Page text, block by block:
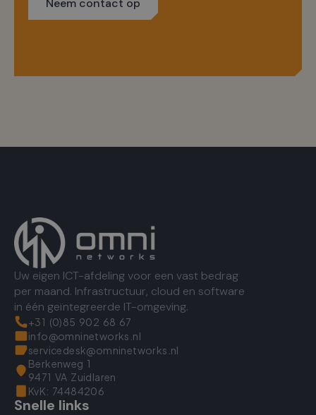
Neem contact op
Uw eigen ICT-afdeling voor een vast bedrag
per maand. Infrastructuur, cloud en software
in één geïntegreerde IT-omgeving.
+31 (0)85 902 68 67
info@omninetworks.nl
servicedesk@omninetworks.nl
Berkenweg 1
9471 VA Zuidlaren
KvK: 74484206
Snelle links